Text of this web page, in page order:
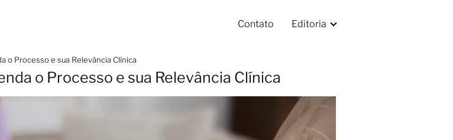
Contato Editoria
o Processo e sua Relevância Clínica
o Processo e sua Relevância Clínica